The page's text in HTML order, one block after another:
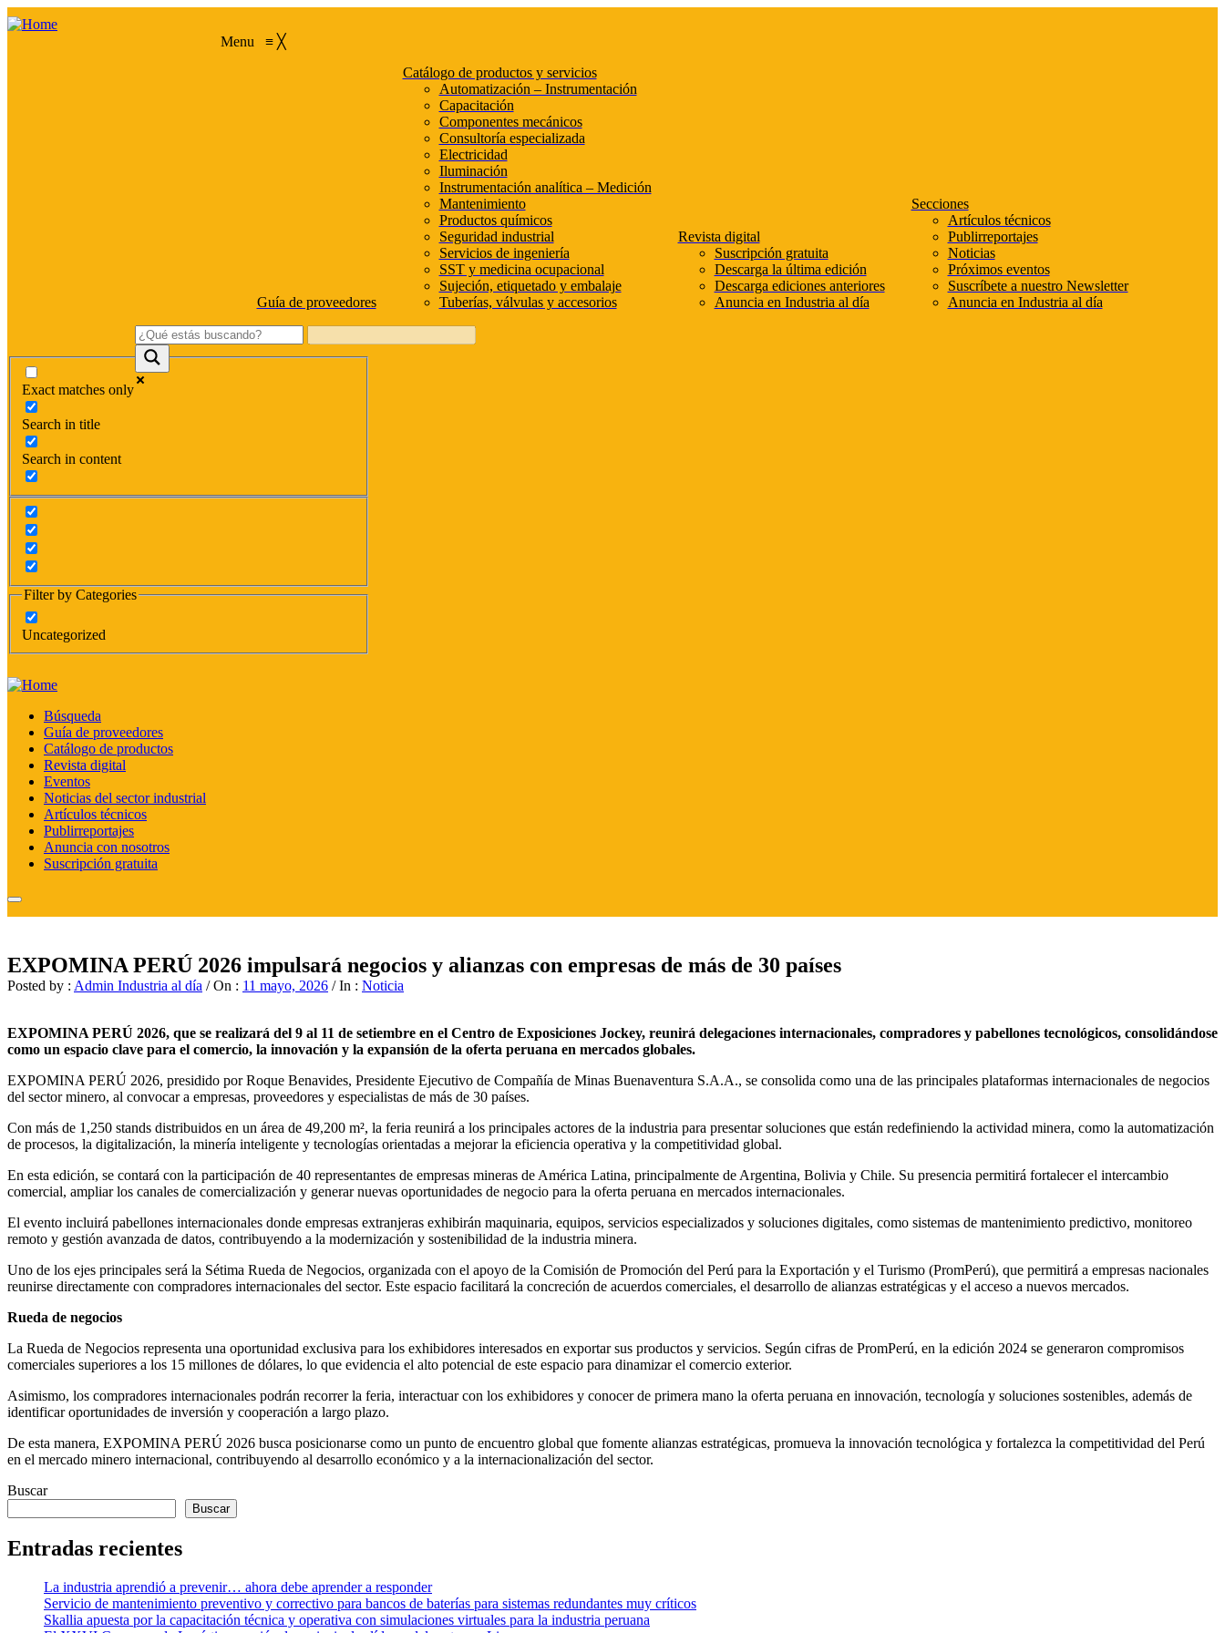
Menu ≡ ╳
Guía de proveedores
Catálogo de productos y servicios
Automatización – Instrumentación
Capacitación
Componentes mecánicos
Consultoría especializada
Electricidad
Iluminación
Instrumentación analítica – Medición
Mantenimiento
Productos químicos
Seguridad industrial
Servicios de ingeniería
SST y medicina ocupacional
Sujeción, etiquetado y embalaje
Tuberías, válvulas y accesorios
Revista digital
Suscripción gratuita
Descarga la última edición
Descarga ediciones anteriores
Anuncia en Industria al día
Secciones
Artículos técnicos
Publirreportajes
Noticias
Próximos eventos
Suscríbete a nuestro Newsletter
Anuncia en Industria al día
Exact matches only
Search in title
Search in content
Filter by Categories
Uncategorized
Búsqueda
Guía de proveedores
Catálogo de productos
Revista digital
Eventos
Noticias del sector industrial
Artículos técnicos
Publirreportajes
Anuncia con nosotros
Suscripción gratuita
EXPOMINA PERÚ 2026 impulsará negocios y alianzas con empresas de más de 30 países
Posted by : Admin Industria al día / On : 11 mayo, 2026 /In : Noticia
EXPOMINA PERÚ 2026, que se realizará del 9 al 11 de setiembre en el Centro de Exposiciones Jockey, reunirá delegaciones internacionales, compradores y pabellones tecnológicos, consolidándose
como un espacio clave para el comercio, la innovación y la expansión de la oferta peruana en mercados globales.
EXPOMINA PERÚ 2026, presidido por Roque Benavides, Presidente Ejecutivo de Compañía de Minas Buenaventura S.A.A., se consolida como una de las principales plataformas internacionales de negocios
del sector minero, al convocar a empresas, proveedores y especialistas de más de 30 países.
Con más de 1,250 stands distribuidos en un área de 49,200 m², la feria reunirá a los principales actores de la industria para presentar soluciones que están redefiniendo la actividad minera, como la automatización
de procesos, la digitalización, la minería inteligente y tecnologías orientadas a mejorar la eficiencia operativa y la competitividad global.
En esta edición, se contará con la participación de 40 representantes de empresas mineras de América Latina, principalmente de Argentina, Bolivia y Chile. Su presencia permitirá fortalecer el intercambio
comercial, ampliar los canales de comercialización y generar nuevas oportunidades de negocio para la oferta peruana en mercados internacionales.
El evento incluirá pabellones internacionales donde empresas extranjeras exhibirán maquinaria, equipos, servicios especializados y soluciones digitales, como sistemas de mantenimiento predictivo, monitoreo
remoto y gestión avanzada de datos, contribuyendo a la modernización y sostenibilidad de la industria minera.
Uno de los ejes principales será la Sétima Rueda de Negocios, organizada con el apoyo de la Comisión de Promoción del Perú para la Exportación y el Turismo (PromPerú), que permitirá a empresas nacionales
reunirse directamente con compradores internacionales del sector. Este espacio facilitará la concreción de acuerdos comerciales, el desarrollo de alianzas estratégicas y el acceso a nuevos mercados.
Rueda de negocios
La Rueda de Negocios representa una oportunidad exclusiva para los exhibidores interesados en exportar sus productos y servicios. Según cifras de PromPerú, en la edición 2024 se generaron compromisos
comerciales superiores a los 15 millones de dólares, lo que evidencia el alto potencial de este espacio para dinamizar el comercio exterior.
Asimismo, los compradores internacionales podrán recorrer la feria, interactuar con los exhibidores y conocer de primera mano la oferta peruana en innovación, tecnología y soluciones sostenibles, además de
identificar oportunidades de inversión y cooperación a largo plazo.
De esta manera, EXPOMINA PERÚ 2026 busca posicionarse como un punto de encuentro global que fomente alianzas estratégicas, promueva la innovación tecnológica y fortalezca la competitividad del Perú
en el mercado minero internacional, contribuyendo al desarrollo económico y a la internacionalización del sector.
Buscar
Buscar
Entradas recientes
La industria aprendió a prevenir… ahora debe aprender a responder
Servicio de mantenimiento preventivo y correctivo para bancos de baterías para sistemas redundantes muy críticos
Skallia apuesta por la capacitación técnica y operativa con simulaciones virtuales para la industria peruana